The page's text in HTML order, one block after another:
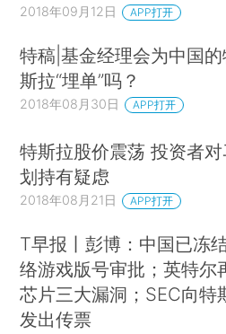
2018年09月12日 APP打开
特稿|基金经理会为中国
斯拉“埋单”吗？
2018年08月30日 APP打开
特斯拉股价震荡 投资者
划持有疑虑
2018年08月21日 APP打开
T早报丨彭博：中国已冻
络游戏版号审批；英特尔
芯片三大漏洞；SEC向特
发出传票